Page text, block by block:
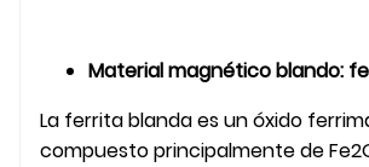
Material magnético blando:
La ferrita blanda es un óxido
compuesto principalmente de